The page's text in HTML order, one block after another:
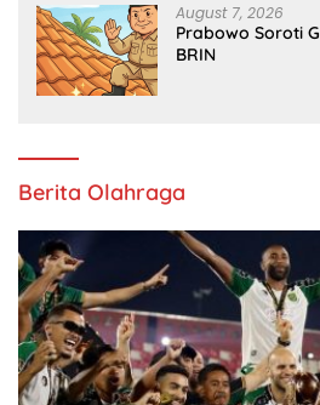
August 7, 2026
Prabowo Soroti
BRIN
Berita Olahraga